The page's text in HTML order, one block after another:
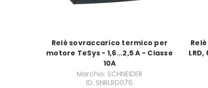
Relè sovraccarico termico per
motore TeSys - 1,6...2,5 A - Classe
10A
Marchio: SCHNEIDER
ID: SNRLRD076